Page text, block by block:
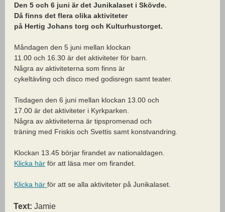
Den 5 och 6 juni är det Junikalaset i Skövde.
Då finns det flera olika aktiviteter
på Hertig Johans torg och Kulturhustorget.
Måndagen den 5 juni mellan klockan
11.00 och 16.30 är det aktiviteter för barn.
Några av aktiviteterna som finns är
cykeltävling och disco med godisregn samt teater.
Tisdagen den 6 juni mellan klockan 13.00 och
17.00 är det aktiviteter i Kyrkparken.
Några av aktiviteterna är tipspromenad och
träning med Friskis och Svettis samt konstvandring.
Klockan 13.45 börjar firandet av nationaldagen.
Klicka här för att läsa mer om firandet.
Klicka här för att se alla aktiviteter på Junikalaset.
Text: Jamie